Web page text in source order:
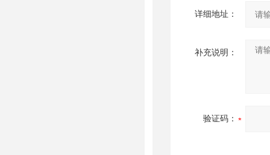
详细地址：
补充说明：
验证码：